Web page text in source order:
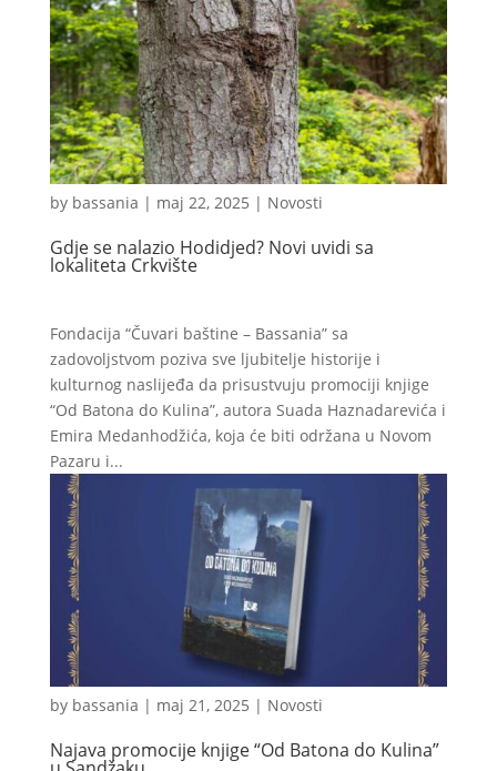
Gdje se nalazio Hodidjed? Novi uvidi sa
lokaliteta Crkvište
by bassania | maj 22, 2025 | Novosti
Najava promocije knjige “Od Batona do Kulina”
by bassania | maj 21, 2025 | Novosti
Fondacija “Čuvari baštine – Bassania” sa
zadovoljstvom poziva sve ljubitelje historije i
kulturnog naslijeđa da prisustvuju promociji knjige
“Od Batona do Kulina”, autora Suada Haznadarevića i
Emira Medanhodžića, koja će biti održana u Novom
Pazaru i...